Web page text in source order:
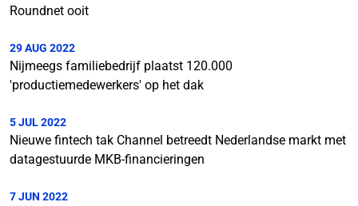
Roundnet ooit
29 AUG 2022
Nijmeegs familiebedrijf plaatst 120.000
'productiemedewerkers' op het dak
5 JUL 2022
Nieuwe fintech tak Channel betreedt Nederlandse markt met
datagestuurde MKB-financieringen
7 JUN 2022